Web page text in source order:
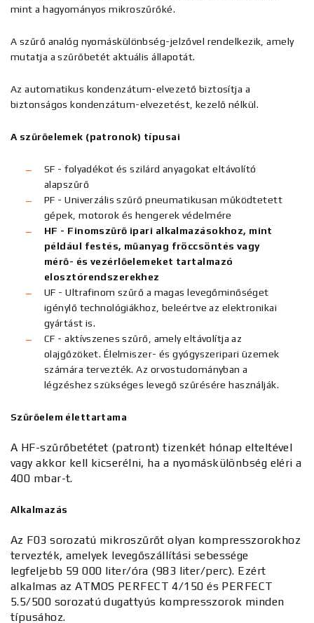
mint a hagyományos mikroszűrőké.
A szűrő analóg nyomáskülönbség-jelzővel rendelkezik, amely
mutatja a szűrőbetét aktuális állapotát.
Az automatikus kondenzátum-elvezető biztosítja a
biztonságos kondenzátum-elvezetést, kezelő nélkül.
A szűrőelemek (patronok) típusai
SF - folyadékot és szilárd anyagokat eltávolító
alapszűrő
PF - Univerzális szűrő pneumatikusan működtetett
gépek, motorok és hengerek védelmére
HF - Finomszűrő ipari alkalmazásokhoz, mint
például festés, műanyag fröccsöntés vagy
mérő- és vezérlőelemeket tartalmazó
elosztórendszerekhez
UF - Ultrafinom szűrő a magas levegőminőséget
igénylő technológiákhoz, beleértve az elektronikai
gyártást is.
CF - aktívszenes szűrő, amely eltávolítja az
olajgőzöket. Élelmiszer- és gyógyszeripari üzemek
számára tervezték. Az orvostudományban a
légzéshez szükséges levegő szűrésére használják.
Szűrőelem élettartama
A HF-szűrőbetétet (patront) tizenkét hónap elteltével
vagy akkor kell kicserélni, ha a nyomáskülönbség eléri a
400 mbar-t.
Alkalmazás
Az F03 sorozatú mikroszűrőt olyan kompresszorokhoz
tervezték, amelyek levegőszállítási sebessége
legfeljebb 59 000 liter/óra (983 liter/perc). Ezért
alkalmas az ATMOS PERFECT 4/150 és PERFECT
5.5/500 sorozatú dugattyús kompresszorok minden
típusához.